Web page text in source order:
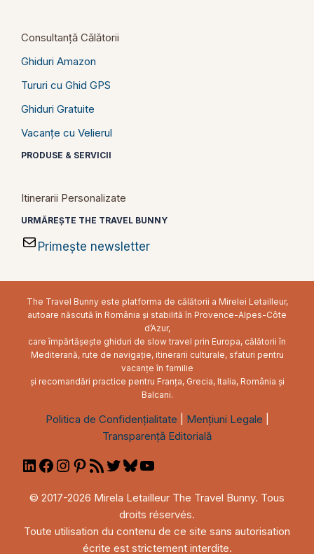
Consultanță Călătorii
Ghiduri Amazon
Tururi cu Ghid GPS
Ghiduri Gratuite
Vacanțe cu Velierul
PRODUSE & SERVICII
Itinerarii Personalizate
URMĂREȘTE THE TRAVEL BUNNY
Primește newsletter
The Travel Bunny este platforma de călătorii a Mirelei Letailleur,
autoare născută în România și stabilită în Provence-Alpes-Côte
d’Azur,
care împărtășește ghiduri de slow travel prin Europa, călătorii în
Mediterană, rute de navigație, itinerarii culturale, sfaturi pentru
vacanțe în familie
și recomandări practice pentru Franța, Grecia, Italia, România și
Balcani.
Politica de Confidențialitate Mențiuni Legale
Transparență Editorială
LinkedIn
Facebook
Instagram
Pinterest
RSSTwitterBluesky
© 2017-2026 Mirela Letailleur The Travel Bunny. Tous
droits réservés.
Toute utilisation du contenu de ce site sans autorisation
écrite est strictement interdite.